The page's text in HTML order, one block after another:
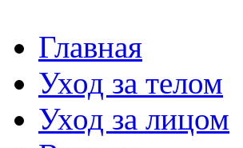
Главная
Уход за телом
Уход за лицом